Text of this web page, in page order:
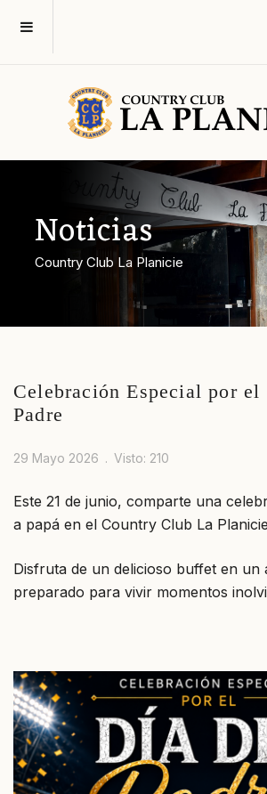
Noticias
Country Club La Planicie
Celebración Especial por
Padre
29 Mayo 2026 Visto: 210
Este 21 de junio, comparte una
a papá en el Country Club La
Disfruta de un delicioso buffet en un
preparado para vivir momentos